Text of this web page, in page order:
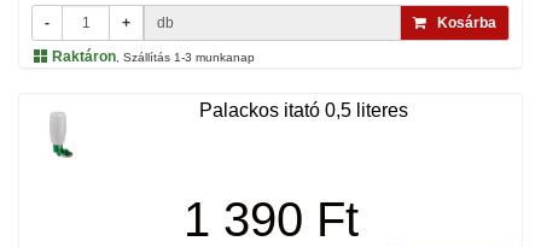
- + db
Kosárba
Raktáron , Szállítás 1-3 munkanap
Palackos itató 0,5 literes
1 390 Ft